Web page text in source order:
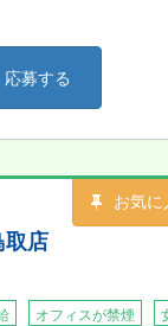
きます！
社では、日々の業
がいたっぷりのお仕
応募する
お気
店
オフィスが禁煙